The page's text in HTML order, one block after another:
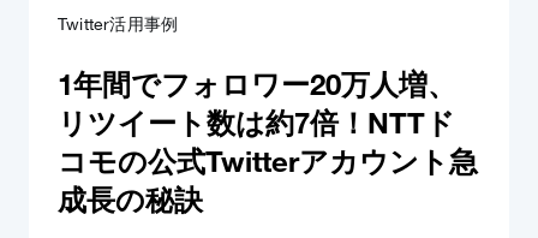
Twitter活用事例
1年間でフォロワー20万人増、
リツイート数は約7倍！NTTド
コモの公式Twitterアカウント急
成長の秘訣